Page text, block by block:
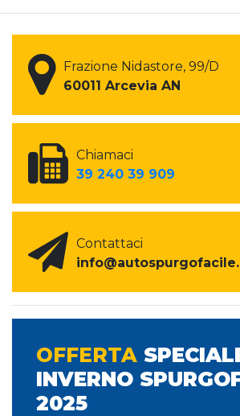
Frazione Nidastore, 99/D
60011 Arcevia AN
Chiamaci
39 240 39 909
Contattaci
OFFERTA
INVERNO
2025